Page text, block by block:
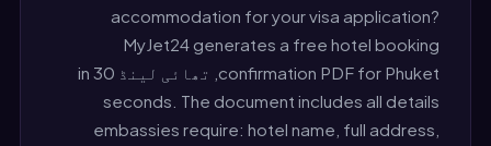
accommodation for your visa application?
MyJet24 generates a free hotel booking
confirmation PDF for Phuket, تھائی لینڈ in 30
seconds. The document includes all details
embassies require: hotel name, full address,